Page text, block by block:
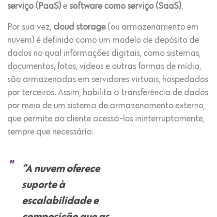
serviço (PaaS)e software como serviço (SaaS).
Por sua vez, cloud storage(ou armazenamento em
nuvem) é definido como um modelo de depósito de
dados no qual informações digitais, como sistemas,
documentos, fotos, vídeos e outras formas de mídia,
são armazenadas em servidores virtuais, hospedados
por terceiros. Assim, habilita a transferência de dados
por meio de um sistema de armazenamento externo,
que permite ao cliente acessá-los ininterruptamente,
sempre que necessário.
“A nuvem oferece
suporte à
escalabilidade e